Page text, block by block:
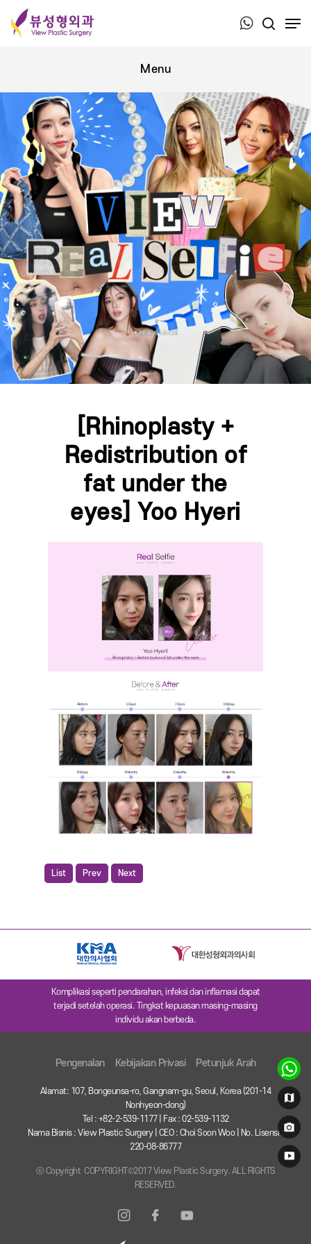
[Rhinoplasty +
Redistribution of
fat under the
eyes] Yoo Hyeri
List Prev Next
Komplikasi seperti pendarahan, infeksi dan inflamasi dapat
terjadi setelah operasi. Tingkat kepuasan masing-masing
individu akan berbeda.
Pengenalan Kebijakan Privasi Petunjuk Arah
Alamat: 107, Bongeunsa-ro, Gangnam-gu, Seoul, Korea (201-14
Nonhyeon-dong)
Tel : +82-2-539-1177 | Fax : 02-539-1132
Nama Bisnis : View Plastic Surgery | CEO : Choi Soon Woo | No. Lisensi :
220-08-86777
ⓒ Copyright COPYRIGHT©2017 View Plastic Surgery. ALL RIGHTS
RESERVED.